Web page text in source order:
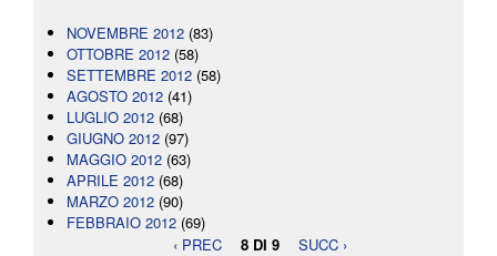
NOVEMBRE 2012 (83)
OTTOBRE 2012 (58)
SETTEMBRE 2012 (58)
AGOSTO 2012 (41)
LUGLIO 2012 (68)
GIUGNO 2012 (97)
MAGGIO 2012 (63)
APRILE 2012 (68)
MARZO 2012 (90)
FEBBRAIO 2012 (69)
‹ PREC
8 DI 9 SUCC ›